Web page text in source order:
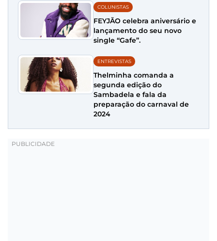
COLUNISTAS
FEYJÃO celebra aniversário e
lançamento do seu novo
single “Gafe”.
ENTREVISTAS
Thelminha comanda a
segunda edição do
Sambadela e fala da
preparação do carnaval de
2024